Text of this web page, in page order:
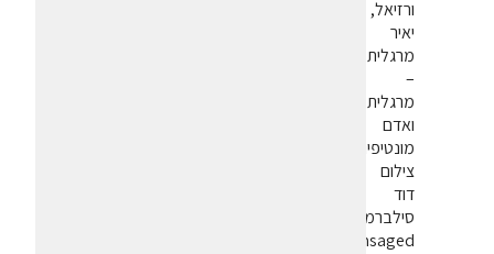
ורזיאל,
יאיר
מרגלית
–
מרגלית
ואדם
מונטיפיורי.
צילום
דוד
סילברמן
dpsimsaged